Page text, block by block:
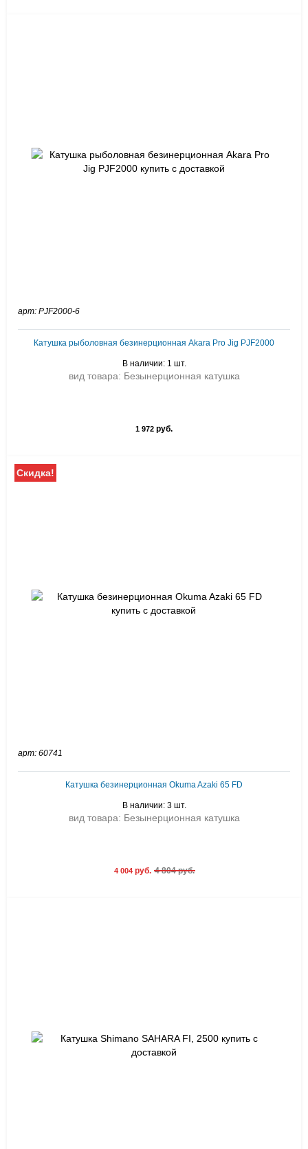
арт: PJF2000-6
Катушка рыболовная безинерционная Akara Pro Jig PJF2000
В наличии: 1 шт.
вид товара: Безынерционная катушка
1 972 руб.
Скидка!
арт: 60741
Катушка безинерционная Okuma Azaki 65 FD
В наличии: 3 шт.
вид товара: Безынерционная катушка
4 004руб. 4 804 руб.